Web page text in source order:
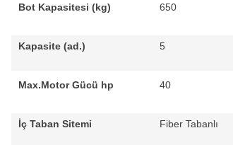
Bot Kapasitesi (kg) 650
Kapasite (ad.) 5
Max.Motor Gücü hp 40
İç Taban Sitemi Fiber Tabanlı